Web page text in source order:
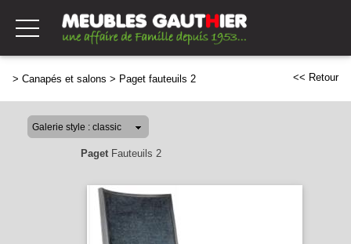
> Canapés et salons > Paget fauteuils 2 << Retour
PagetFauteuils 2